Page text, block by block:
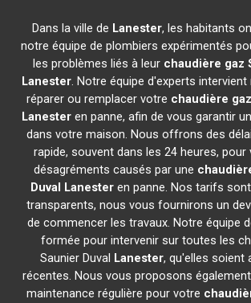
Dans la ville de Lanester, les habitants
notre équipe de plombiers expérimentés
les problèmes liés à leur chaudière gaz
Lanester. Notre équipe d'experts
réparer ou remplacer votre chaudière
Lanesteren panne, afin de vous garantir
dans votre maison. Nous offrons des
rapide, souvent dans les 24 heures, pour
désagréments causés par une
Duval Lanesteren panne. Nos tarifs
transparents, nous vous fournirons un
de commencer les travaux. Notre équipe
formée pour intervenir sur toutes les
Saunier Duval Lanester, qu'elles soient
récentes. Nous vous proposons
maintenance régulière pour votre